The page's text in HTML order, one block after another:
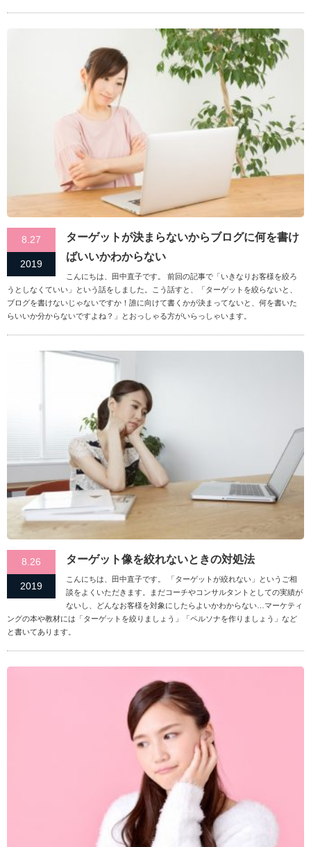
8.27
2019
ターゲットが決まらないからブログに何を書け
ばいいかわからない
こんにちは、田中直子です。 前回の記事で「いきなりお客様を絞ろ
うとしなくていい」という話をしました。こう話すと、「ターゲットを絞らないと、
ブログを書けないじゃないですか！誰に向けて書くかが決まってないと、何を書いた
らいいか分からないですよね？」とおっしゃる方がいらっしゃいます。
8.26
2019
ターゲット像を絞れないときの対処法
こんにちは、田中直子です。 「ターゲットが絞れない」というご相
談をよくいただきます。まだコーチやコンサルタントとしての実績が
ないし、どんなお客様を対象にしたらよいかわからない…マーケティ
ングの本や教材には「ターゲットを絞りましょう」「ペルソナを作りましょう」など
と書いてあります。